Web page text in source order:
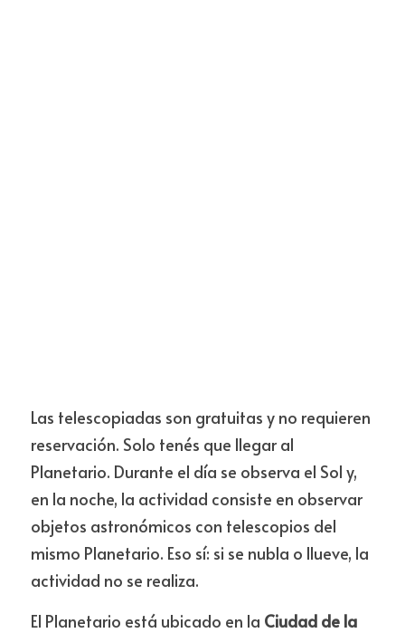
Las telescopiadas son gratuitas y no requieren
reservación. Solo tenés que llegar al
Planetario. Durante el día se observa el Sol y,
en la noche, la actividad consiste en observar
objetos astronómicos con telescopios del
mismo Planetario. Eso sí: si se nubla o llueve, la
actividad no se realiza.
El Planetario está ubicado en la Ciudad de la